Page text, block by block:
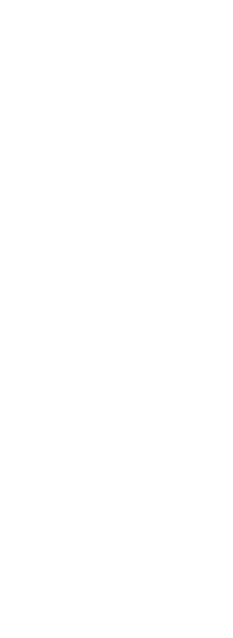
og sent
med psykiske lidelser